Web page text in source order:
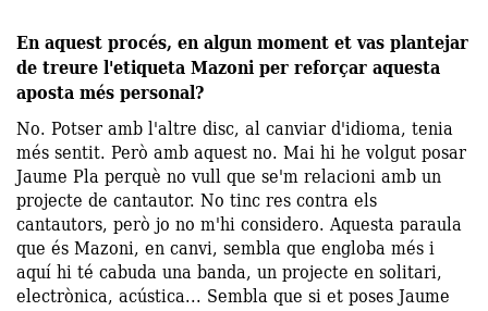
En aquest procés, en algun moment et vas plantejar
de treure l'etiqueta Mazoni per reforçar aquesta
aposta més personal?
No. Potser amb l'altre disc, al canviar d'idioma, tenia
més sentit. Però amb aquest no. Mai hi he volgut posar
Jaume Pla perquè no vull que se'm relacioni amb un
projecte de cantautor. No tinc res contra els
cantautors, però jo no m'hi considero. Aquesta paraula
que és Mazoni, en canvi, sembla que engloba més i
aquí hi té cabuda una banda, un projecte en solitari,
electrònica, acústica... Sembla que si et poses Jaume